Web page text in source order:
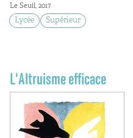
Le Seuil, 2017
Lycée Supérieur
L'Altruisme efficace